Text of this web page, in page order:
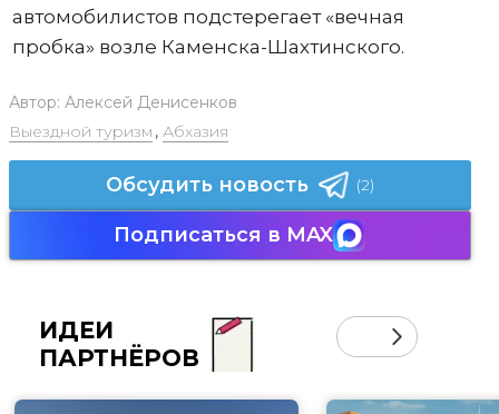
автомобилистов подстерегает «вечная
пробка» возле Каменска-Шахтинского.
Автор: Алексей Денисенков
Выездной туризм , Абхазия
Обсудить новость (2)
Подписаться в MAX
ИДЕИ
ПАРТНЁРОВ